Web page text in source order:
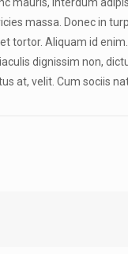
massa. Donec in
tortor. Aliquam id enim.
dignissim non,
at, velit. Cum sociis